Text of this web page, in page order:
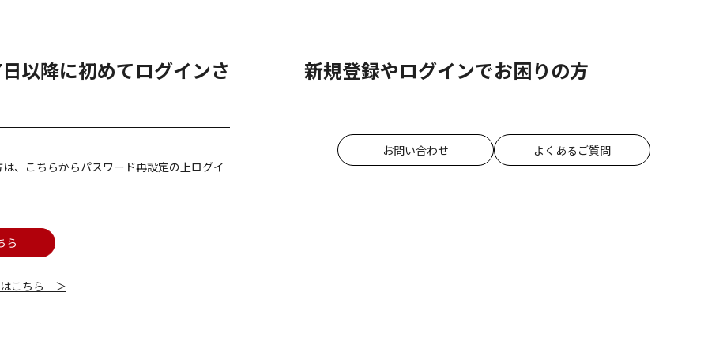
以降に初めてログインさ
、こちらからパスワード再設定の上ログイ
ら
はこちら ＞
新規登録やログインでお困りの方
お問い合わせ よくあるご質問